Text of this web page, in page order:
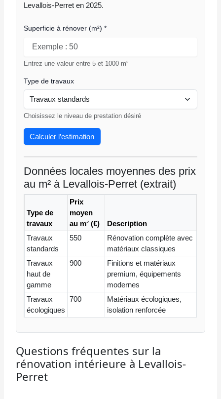
Levallois-Perret en 2025.
Superficie à rénover (m²)*
Entrez une valeur entre 5 et 1000 m²
Type de travaux
Choisissez le niveau de prestation désiré
Calculer l’estimation
Données locales moyennes des prix
au m² à Levallois-Perret (extrait)
Type de
travaux
Prix
moyen
au m² (€)
Description
Travaux
standards
550
Rénovation complète avec
matériaux classiques
Travaux
haut de
gamme
900
Finitions et matériaux
premium, équipements
modernes
Travaux
écologiques
700
Matériaux écologiques,
isolation renforcée
Questions fréquentes sur la
rénovation intérieure à Levallois-
Perret